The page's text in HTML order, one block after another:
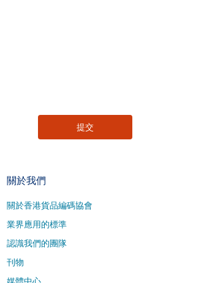
關於我們
關於香港貨品編碼協會
業界應用的標準
認識我們的團隊
刊物